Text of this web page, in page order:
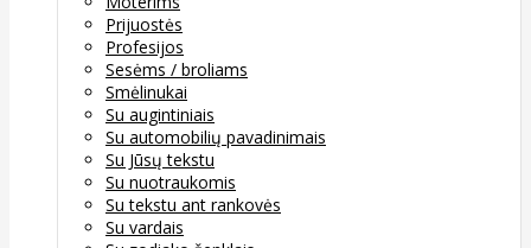
Prijuostės
Profesijos
Sesėms / broliams
Smėlinukai
Su augintiniais
Su automobilių pavadinimais
Su Jūsų tekstu
Su nuotraukomis
Su tekstu ant rankovės
Su vardais